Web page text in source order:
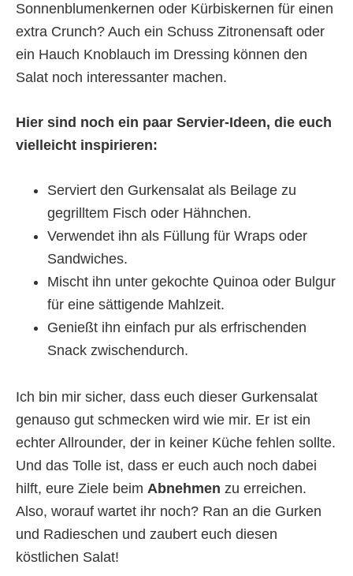
Sonnenblumenkernen oder Kürbiskernen für einen
extra Crunch? Auch ein Schuss Zitronensaft oder
ein Hauch Knoblauch im Dressing können den
Salat noch interessanter machen.
Hier sind noch ein paar Servier-Ideen, die euch
vielleicht inspirieren:
Serviert den Gurkensalat als Beilage zu
gegrilltem Fisch oder Hähnchen.
Verwendet ihn als Füllung für Wraps oder
Sandwiches.
Mischt ihn unter gekochte Quinoa oder Bulgur
für eine sättigende Mahlzeit.
Genießt ihn einfach pur als erfrischenden
Snack zwischendurch.
Ich bin mir sicher, dass euch dieser Gurkensalat
genauso gut schmecken wird wie mir. Er ist ein
echter Allrounder, der in keiner Küche fehlen sollte.
Und das Tolle ist, dass er euch auch noch dabei
hilft, eure Ziele beim Abnehmen zu erreichen.
Also, worauf wartet ihr noch? Ran an die Gurken
und Radieschen und zaubert euch diesen
köstlichen Salat!